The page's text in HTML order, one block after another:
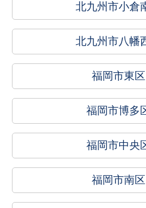
北九州市小倉
北九州市八幡
福岡市東区
福岡市博多
福岡市中央
福岡市南区